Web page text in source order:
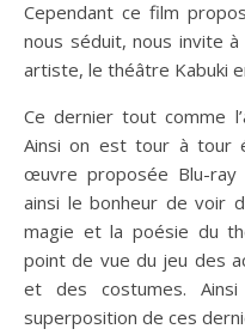
Cependant ce film
nous séduit, nous invite
artiste, le théâtre Kabuki
Ce dernier tout comme
Ainsi on est tour à tour
œuvre proposée Blu-ray
ainsi le bonheur de voir
magie et la poésie du
point de vue du jeu des
et des costumes.
superposition de ces